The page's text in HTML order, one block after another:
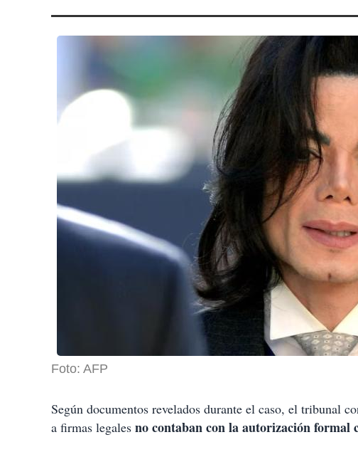
Foto: AFP
Según documentos revelados durante el caso, el tribunal
a firmas legales no contaban con la autorización formal